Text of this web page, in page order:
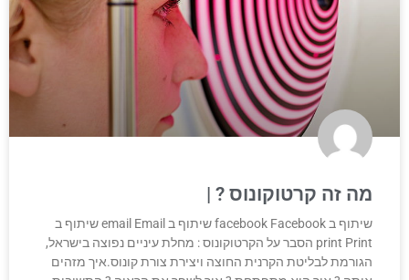
מה זה קרטוקונוס ?
שיתוף ב facebook Facebook שיתוף ב email Email שיתוף ב
print Print הסבר על הקרטוקונוס : מחלת עיניים נפוצה בישראל,
הגורמת לבליטת הקרנית החוצה ויצירת צורת קונוס.איך מזהים